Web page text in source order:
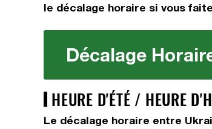
le décalage horaire si vous
Décalage
HEURE D'ÉTÉ / HEURE
Le décalage horaire entre